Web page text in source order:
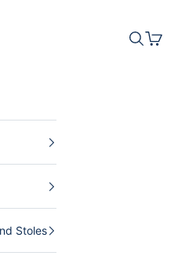
Germany
Search
Stoles